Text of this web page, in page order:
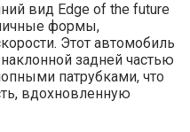
вид Edge of the future
формы,
Этот автомобиль
задней частью
патрубками, что
вдохновленную